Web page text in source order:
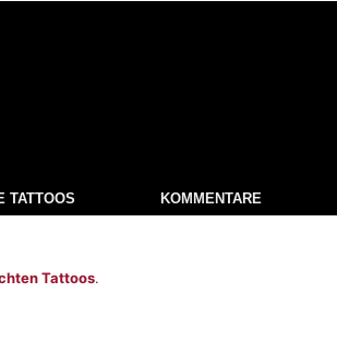
TATTOOS KOMMENTARE
Tattoos.